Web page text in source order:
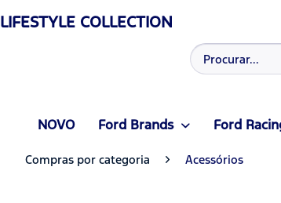
LIFESTYLE COLLECTION
NOVO Ford Brands Ford
Compras por categoria Acessórios